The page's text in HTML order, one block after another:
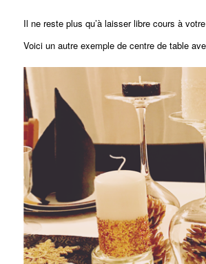
Il ne reste plus qu’à laisser libre cours à
Voici un autre exemple de centre de table